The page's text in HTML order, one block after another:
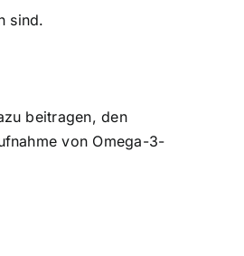
sind.
beitragen, den
von Omega-3-